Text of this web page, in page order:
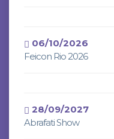
06/10/2026
Feicon Rio 2026
28/09/2027
Abrafati Show